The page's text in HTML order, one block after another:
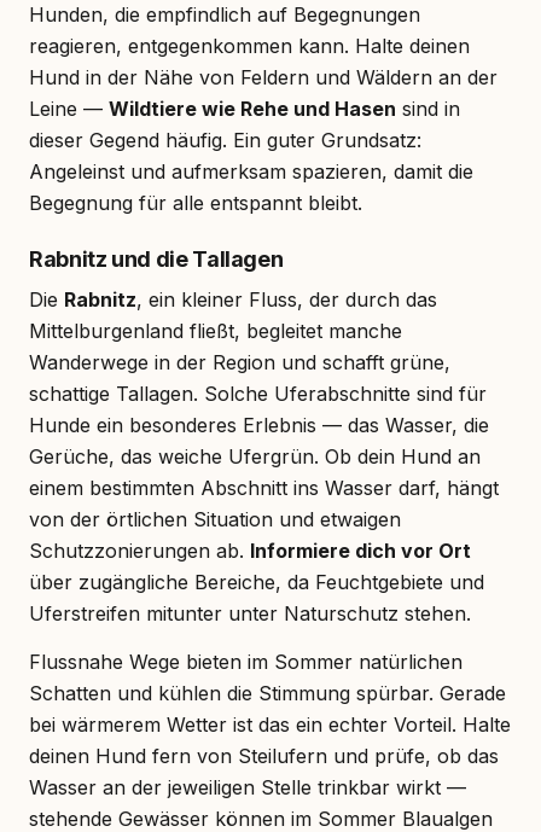
Hunden, die empfindlich auf Begegnungen
reagieren, entgegenkommen kann. Halte deinen
Hund in der Nähe von Feldern und Wäldern an der
Leine — Wildtiere wie Rehe und Hasen sind in
dieser Gegend häufig. Ein guter Grundsatz:
Angeleinst und aufmerksam spazieren, damit die
Begegnung für alle entspannt bleibt.
Rabnitz und die Tallagen
Die Rabnitz, ein kleiner Fluss, der durch das
Mittelburgenland fließt, begleitet manche
Wanderwege in der Region und schafft grüne,
schattige Tallagen. Solche Uferabschnitte sind für
Hunde ein besonderes Erlebnis — das Wasser, die
Gerüche, das weiche Ufergrün. Ob dein Hund an
einem bestimmten Abschnitt ins Wasser darf, hängt
von der örtlichen Situation und etwaigen
Schutzzonierungen ab. Informiere dich vor Ort
über zugängliche Bereiche, da Feuchtgebiete und
Uferstreifen mitunter unter Naturschutz stehen.
Flussnahe Wege bieten im Sommer natürlichen
Schatten und kühlen die Stimmung spürbar. Gerade
bei wärmerem Wetter ist das ein echter Vorteil. Halte
deinen Hund fern von Steilufern und prüfe, ob das
Wasser an der jeweiligen Stelle trinkbar wirkt —
stehende Gewässer können im Sommer Blaualgen